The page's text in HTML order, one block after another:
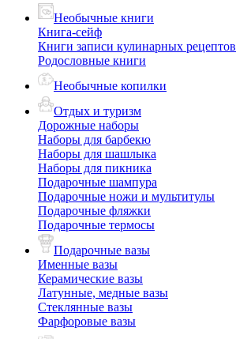
Необычные книги
Книга-сейф
Книги записи кулинарных рецептов
Родословные книги
Необычные копилки
Отдых и туризм
Дорожные наборы
Наборы для барбекю
Наборы для шашлыка
Наборы для пикника
Подарочные шампура
Подарочные ножи и мультитулы
Подарочные фляжки
Подарочные термосы
Подарочные вазы
Именные вазы
Керамические вазы
Латунные, медные вазы
Стеклянные вазы
Фарфоровые вазы